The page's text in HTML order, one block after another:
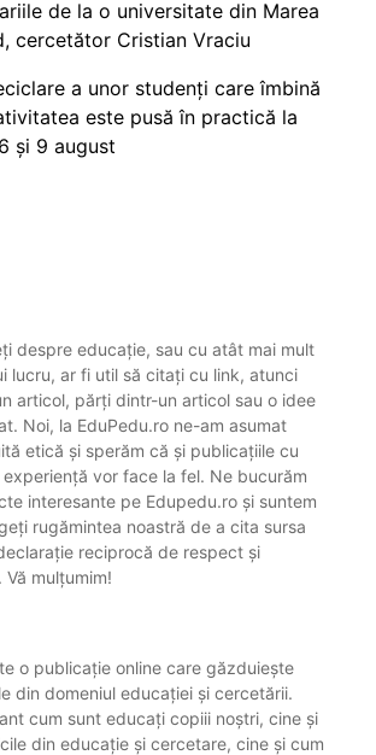
de la o universitate din Marea
cercetător Cristian Vraciu
a unor studenți care îmbină
este pusă în practică la
și 9 august
despre educație, sau cu atât mai mult
lucru, ar fi util să citați cu link, atunci
articol, părți dintr-un articol sau o idee
Noi, la EduPedu.ro ne-am asumat
etică și sperăm că și publicațiile cu
experiență vor face la fel. Ne bucurăm
interesante pe Edupedu.ro și suntem
rugămintea noastră de a cita sursa
reciprocă de respect și
Vă mulțumim!
o publicație online care găzduiește
din domeniul educației și cercetării.
cum sunt educați copiii noștri, cine și
din educație și cercetare, cine și cum